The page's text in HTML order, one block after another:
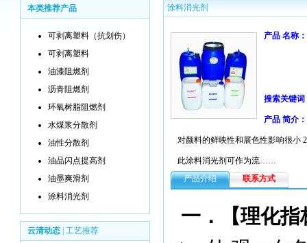
本类推荐产品
可剥离塑料（抗划伤）
可剥离塑料
油漆阻燃剂
沥青阻燃剂
环氧树脂阻燃剂
水煤浆分散剂
油性分散剂
油品闪点提高剂
油墨爽滑剂
涂料消光剂
云清动态 工艺推荐
涂料消光剂
产品 名称：
搜索关键词
产品 简介：
对颜料的鲜映性和展色性影响很小
此涂料消光剂可作为流……
产品介绍
联系方式
一．【理化指